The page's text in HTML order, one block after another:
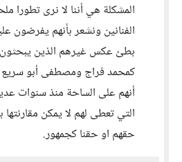
المشكلة هي أننا لا نرى تطورا
الفنانين ونشعر بأنهم يفرضون
بطئ عكس غيرهم الذين
كمحمد فراج ومصطفى أبو
أنهم على الساحة منذ سنوات
التي تعطى لهم لا يمكن
حقهم او حقنا كجمهور.